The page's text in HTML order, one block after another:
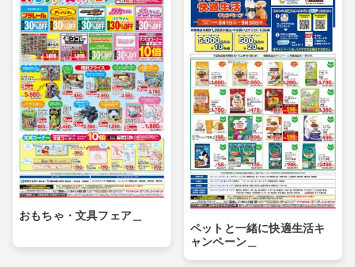
おもちゃ・文具フェア＿
ペットと一緒に快適生活キ
ャンペーン＿